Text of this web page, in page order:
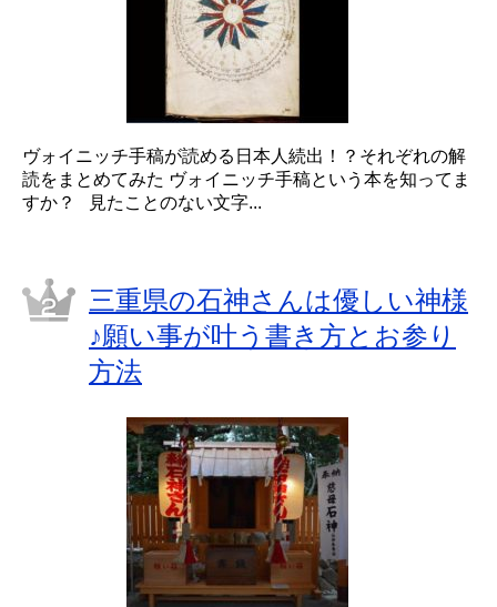
ヴォイニッチ手稿が読める日本人続出！？それぞれの解
読をまとめてみた ヴォイニッチ手稿という本を知ってま
すか？ 見たことのない文字...
三重県の石神さんは優しい神様
♪願い事が叶う書き方とお参り
方法